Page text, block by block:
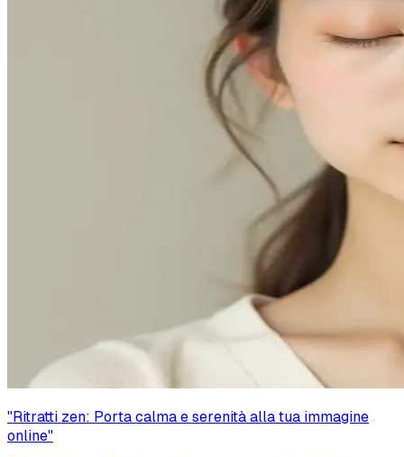
"Ritratti zen: Porta calma e serenità alla tua immagine
online"